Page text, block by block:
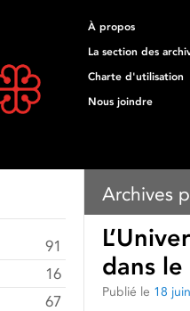
À propos
La section des
Charte d'utilisation
Nous joindre
Archives
dans
Publié le 18
91
16
67